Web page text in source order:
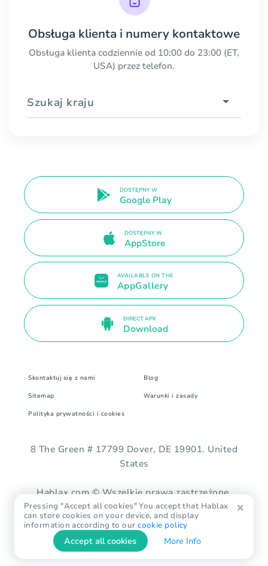
Obsługa klienta i numery kontaktowe
Obsługa klienta codziennie od 10:00 do 23:00 (ET,
USA) przez telefon.
Szukaj kraju
DOSTĘPNY W
Google Play
DOSTĘPNY W
AppStore
AVAILABLE ON THE
AppGallery
DIRECT APK
Download
Skontaktuj się z nami Blog
Sitemap Warunki i zasady
Polityka prywatności i cookies
8 The Green # 17799 Dover, DE 19901. United
States
Hablax.com © Wszelkie prawa zastrzeżone.
Pressing "Accept all cookies" You accept that Hablax
can store cookies on your device, and display
information according to ourcookie policy
Accept all cookies More Info